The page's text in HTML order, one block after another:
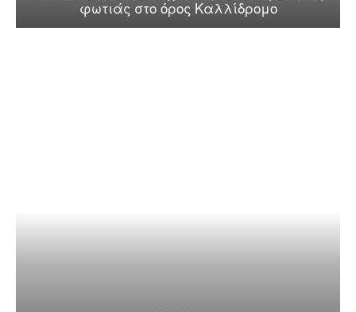
φωτιάς στο όρος Καλλίδρομο